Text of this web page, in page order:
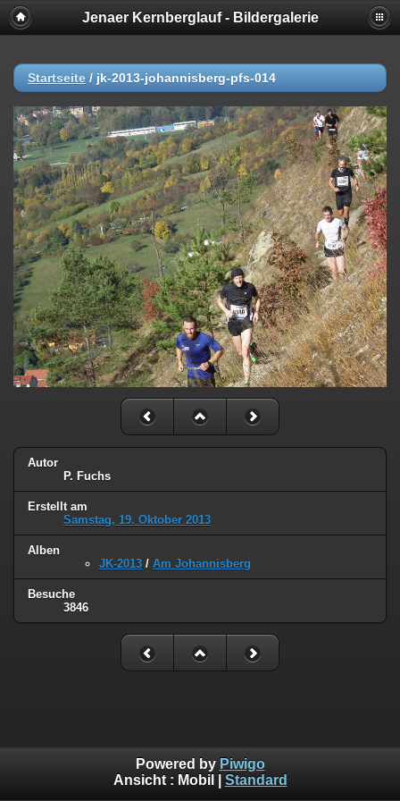
Jenaer Kernberglauf - Bildergalerie
Startseite / jk-2013-johannisberg-pfs-014
Autor
P. Fuchs
Erstellt am
Samstag, 19. Oktober 2013
Alben
JK-2013 / Am Johannisberg
Besuche
3846
Powered by Piwigo
Ansicht : Mobil Standard